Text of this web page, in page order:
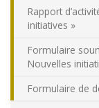
Espace
Rapport
initiatives »
Formulaire
Nouvelles
Formulaire de